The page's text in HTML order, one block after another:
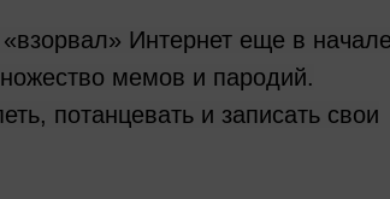
Интернет еще в
мемов и пародий.
потанцевать и записать свои